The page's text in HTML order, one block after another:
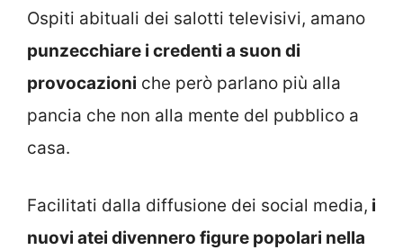
Ospiti abituali dei salotti televisivi, amano
punzecchiare i credenti a suon di
provocazioni che però parlano più alla
pancia che non alla mente del pubblico a
casa.
Facilitati dalla diffusione dei social media, i
nuovi atei divennero figure popolari nella